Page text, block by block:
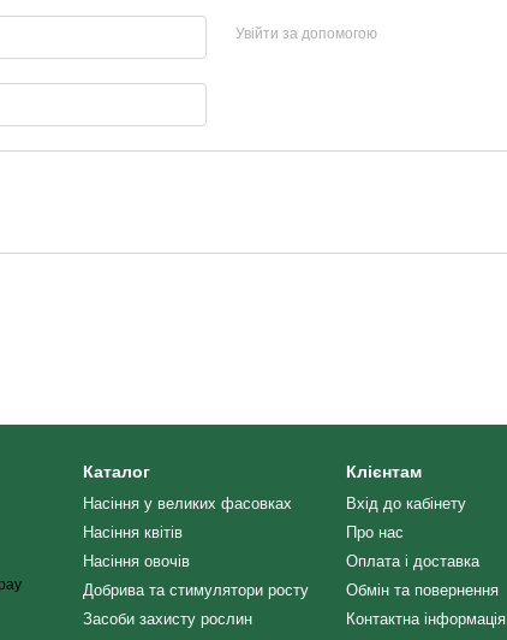
Увійти за допомогою
Каталог
Насіння у великих фасовках
Насіння квітів
Насіння овочів
Добрива та стимулятори росту
Засоби захисту рослин
Клієнтам
Вхід до кабінету
Про нас
Оплата і доставка
Обмін та повернення
Контактна інформація